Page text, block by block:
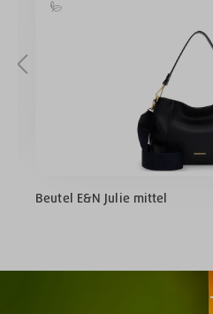
Beutel E&N Julie mittel